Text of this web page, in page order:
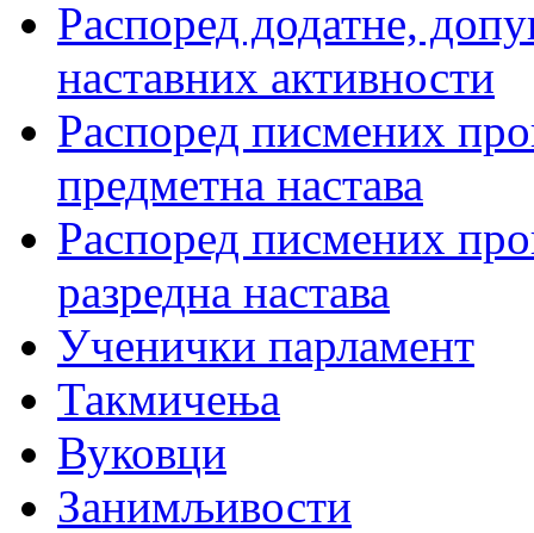
Распоред додатне,
наставних активности
Распоред писмених
предметна настава
Распоред писмених
разредна настава
Ученички парламент
Такмичења
Вуковци
Занимљивости